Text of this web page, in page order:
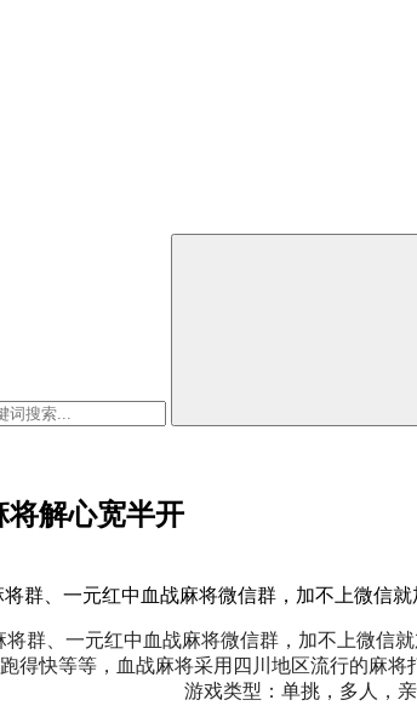
将解心宽半开
群、一元红中血战麻将微信群，加不上微信
将群、一元红中血战麻将微信群，加不上微
得快等等，血战麻将采用四川地区流行的麻
游戏类型：单挑，多人，